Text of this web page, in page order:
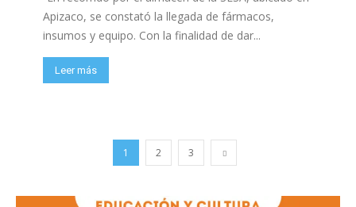
Apizaco, se constató la llegada de fármacos,
insumos y equipo. Con la finalidad de dar...
Leer más
1 2 3